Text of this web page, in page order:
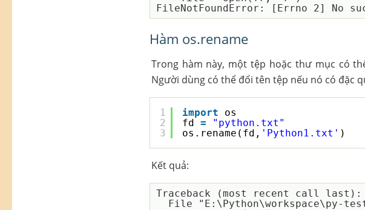
Hàm os.rename
Trong hàm này, một tệp hoặc thư mục có
Người dùng có thể đổi tên tệp nếu nó có đặc
1
2
3
import
os
fd =
"python.txt"
os.rename(fd, 'Python1.txt' )
Kết quả:
Traceback (most recent call last):
File "E:\Python\workspace\py-